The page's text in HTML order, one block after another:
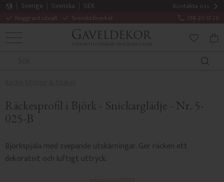
Kontakta oss
Noggrant utvalt Svensktillverkat 018-20 61 20
Sverige Svenska
SEK
MENY
Räckesprofil i Björk - Snickarglädje - Nr. 5-
025-B
Björkspjäla med svepande utskärningar. Ger räcken ett
dekorativt och luftigt uttryck.